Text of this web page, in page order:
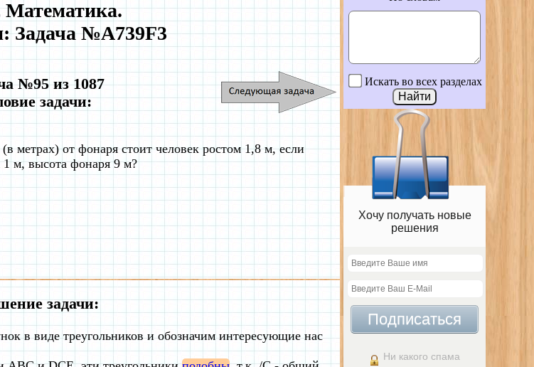
Задача №A739F3
№95 из 1087
задачи:
метрах) от фонаря стоит человек ростом 1,8 м, если
1 м, высота фонаря 9 м?
задачи:
в виде треугольников и обозначим интересующие нас
Искать во всех разделах
Хочу получать новые
решения
Подписаться
Ни какого спама